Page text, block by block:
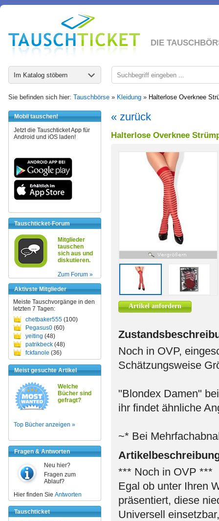
DIE
Im Katalog stöbern
Sie befinden sich hier: Tauschbörse » Kleidung » Halterlose Overknee
Mobil tauschen!
Jetzt die Tauschticket App für
Android und iOS laden!
Tauschticket-Forum
Mitglieder
tauschen
sich aus und
diskutieren.
Zum Forum »
Aktivste Mitglieder
Meiste Tauschvorgänge in den
letzten 7 Tagen:
chetbaker555 (100)
Pegasus0 (60)
yeiting (48)
patrikbeck (48)
fckfanole (36)
Meist gesuchte Artikel
Welche
Bücher sind
gefragt?
Top Bücher anzeigen »
Fragen & Antworten
Neu hier?
Fragen zum
Ablauf?
Hier finden Sie Antworten
Tauschticket
« zurück
Halterlose Overknee
Artikel anfordern
Noch in OVP,
Schätzungsweise
"Blondex Damen"
ihr findet ähnliche
~* Bei
*** Noch in OVP ***
Egal ob unter Ihren
präsentiert, diese
Universell